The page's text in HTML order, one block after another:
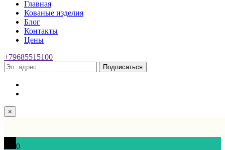
Главная
Кованые изделия
Блог
Контакты
Цены
+79685515100
Подписаться
×
0